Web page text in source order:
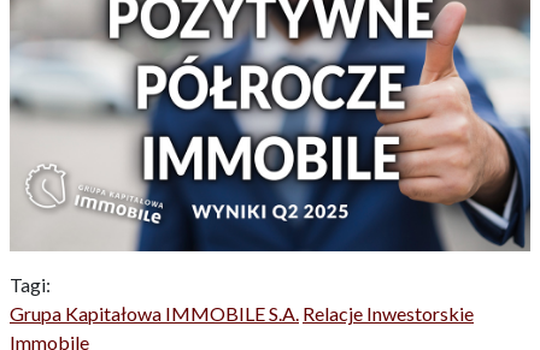
Tagi:
Grupa Kapitałowa IMMOBILE S.A. Relacje Inwestorskie
Immobile